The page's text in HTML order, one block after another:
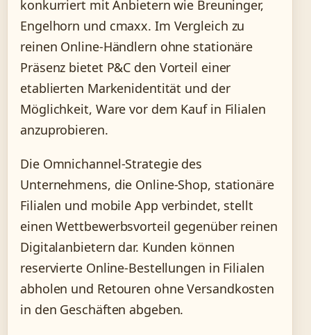
konkurriert mit Anbietern wie Breuninger,
Engelhorn und cmaxx. Im Vergleich zu
reinen Online-Händlern ohne stationäre
Präsenz bietet P&C den Vorteil einer
etablierten Markenidentität und der
Möglichkeit, Ware vor dem Kauf in Filialen
anzuprobieren.
Die Omnichannel-Strategie des
Unternehmens, die Online-Shop, stationäre
Filialen und mobile App verbindet, stellt
einen Wettbewerbsvorteil gegenüber reinen
Digitalanbietern dar. Kunden können
reservierte Online-Bestellungen in Filialen
abholen und Retouren ohne Versandkosten
in den Geschäften abgeben.